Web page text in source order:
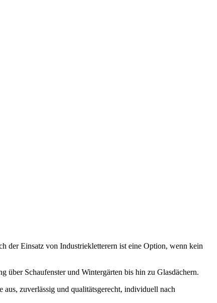
der Einsatz von Industriekletterern ist eine Option, wenn kein
Schaufenster und Wintergärten bis hin zu Glasdächern.
zuverlässig und qualitätsgerecht, individuell nach